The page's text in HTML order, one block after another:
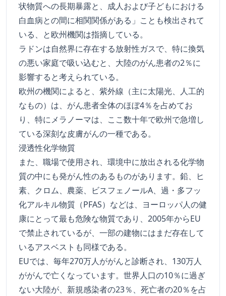
状物質への長期暴露と、成人および子どもにおける
白血病との間に相関関係がある」ことも検出されて
いる、と欧州機関は指摘している。
ラドンは自然界に存在する放射性ガスで、特に換気
の悪い家庭で吸い込むと、大陸のがん患者の2％に
影響すると考えられている。
欧州の機関によると、紫外線（主に太陽光、人工的
なもの）は、がん患者全体のほぼ4％を占めてお
り、特にメラノーマは、ここ数十年で欧州で急増し
ている深刻な皮膚がんの一種である。
浸透性化学物質
また、職場で使用され、環境中に放出される化学物
質の中にも発がん性のあるものがあります。鉛、ヒ
素、クロム、農薬、ビスフェノールA、過・多フッ
化アルキル物質（PFAS）などは、ヨーロッパ人の健
康にとって最も危険な物質であり、2005年からEU
で禁止されているが、一部の建物にはまだ存在して
いるアスベストも同様である。
EUでは、毎年270万人ががんと診断され、130万人
ががんで亡くなっています。世界人口の10％に過ぎ
ない大陸が、新規感染者の23％、死亡者の20％を占